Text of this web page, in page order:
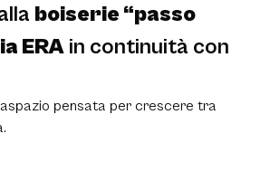
boiserie “passo
ERA in continuità con
pensata per crescere tra